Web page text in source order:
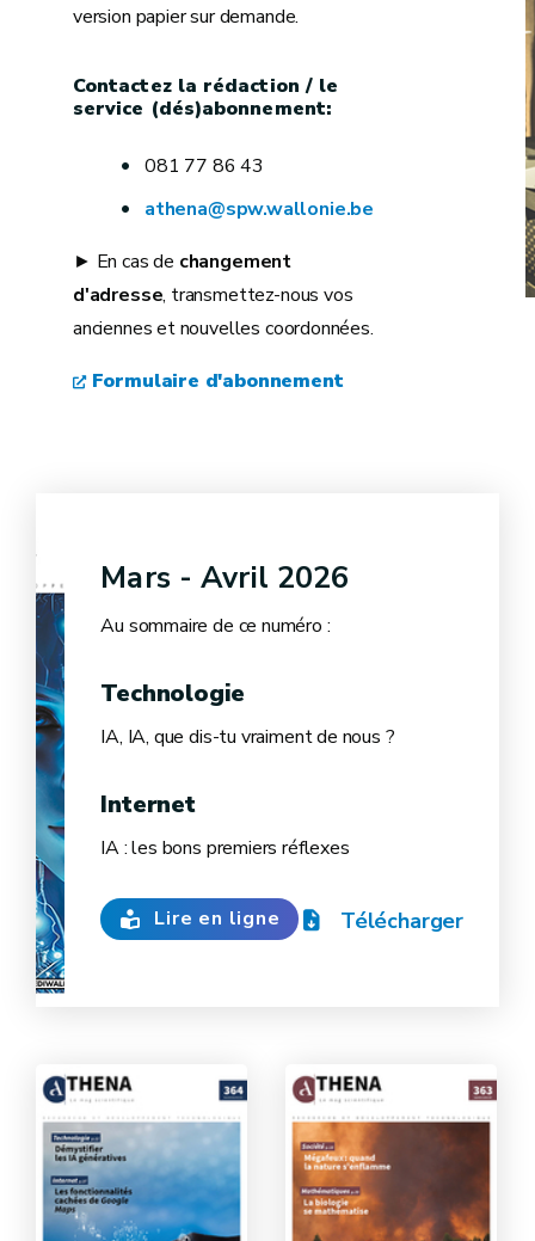
version papier sur demande.
Contactez la rédaction / le
service (dés)abonnement:
081 77 86 43
athena@spw.wallonie.be
► En cas de changement
d'adresse, transmettez-nous vos
anciennes et nouvelles coordonnées.
Formulaire d'abonnement
Mars - Avril 2026
Au sommaire de ce numéro :
Technologie
IA, IA, que dis-tu vraiment de nous ?
Internet
IA : les bons premiers réflexes
Lire en ligne Télécharger